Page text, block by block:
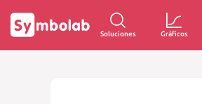
Soluciones Gráficos